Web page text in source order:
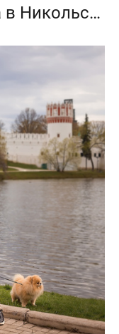
Осенняя фотопрогулка в Никольско-Архангельском парке, Балашиха